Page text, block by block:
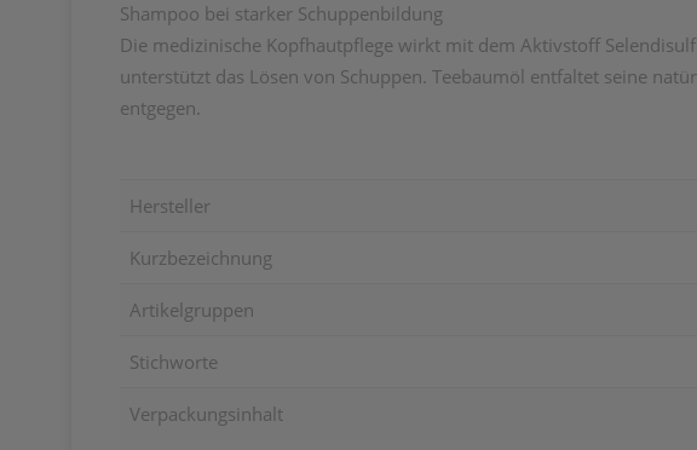
Shampoo bei starker Schuppenbildung
Die medizinische Kopfhautpflege wirkt mit dem Aktivstoff
unterstützt das Lösen von Schuppen. Teebaumöl entfaltet seine
entgegen.
Hersteller
Kurzbezeichnung
Artikelgruppen
Stichworte
Verpackungsinhalt